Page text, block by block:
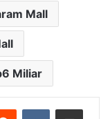
Mall
Miliar
Reddit VKontakteBagikan Lewat Email